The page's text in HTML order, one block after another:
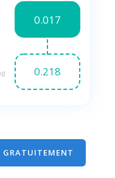
0.017
0.218
GRATUITEMENT